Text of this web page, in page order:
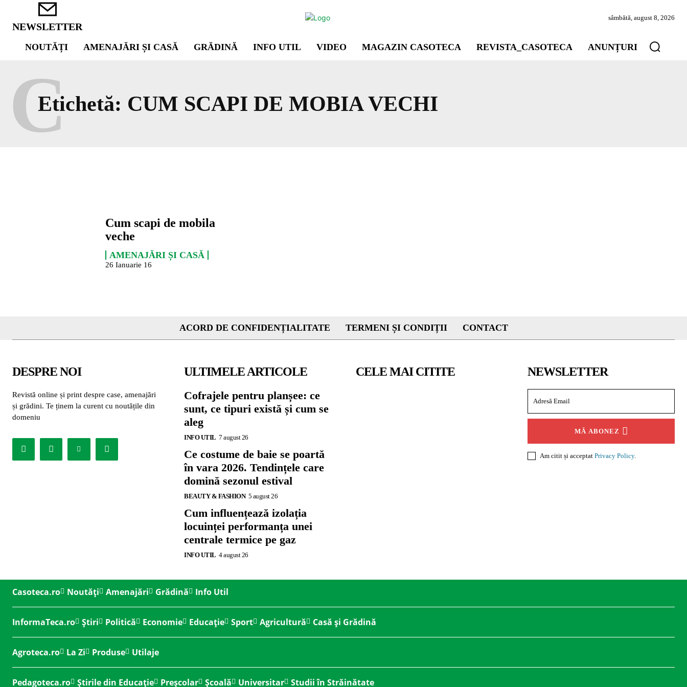
NEWSLETTER
sâmbătă, august 8, 2026
NOUTĂȚI AMENAJĂRI ȘI CASĂ GRĂDINĂ INFO UTIL VIDEO MAGAZIN CASOTECA REVISTA_CASOTECA ANUNȚURI
Etichetă: CUM SCAPI DE MOBIA VECHI
C
Cum scapi de mobila
veche
AMENAJĂRI ȘI CASĂ
26 Ianuarie 16
ACORD DE CONFIDENȚIALITATE TERMENI ȘI CONDIȚII CONTACT
DESPRE NOI
Revistă online și print despre case, amenajări
și grădini. Te ținem la curent cu noutățile din
domeniu
ULTIMELE ARTICOLE
Cofrajele pentru planșee: ce
sunt, ce tipuri există și cum se
aleg
INFO UTIL 7 august 26
Ce costume de baie se poartă
în vara 2026. Tendințele care
domină sezonul estival
BEAUTY & FASHION 5 august 26
Cum influențează izolația
locuinței performanța unei
centrale termice pe gaz
INFO UTIL 4 august 26
CELE MAI CITITE NEWSLETTER
MĂ ABONEZ
Am citit și acceptat Privacy Policy.
Casoteca.ro Noutăți Amenajări Grădină Info Util
InformaTeca.ro Știri Politică Economie Educație Sport Agricultură Casă și Grădină
Agroteca.ro La Zi Produse Utilaje
Pedagoteca.ro Știrile din Educație Preșcolar Școală Universitar Studii în Străinătate